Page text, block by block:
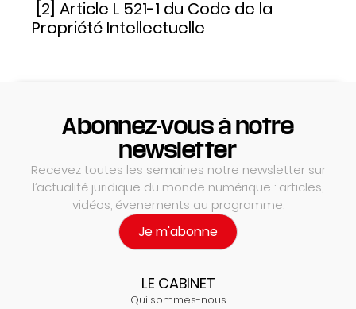
[2] Article L 521-1 du Code de la
Propriété Intellectuelle
Abonnez-vous à notre
newsletter
Recevez toutes les semaines notre newsletter sur
l’actualité juridique du monde numérique : articles,
vidéos, évenements au programme.
Je m'abonne
LE CABINET
Qui sommes-nous